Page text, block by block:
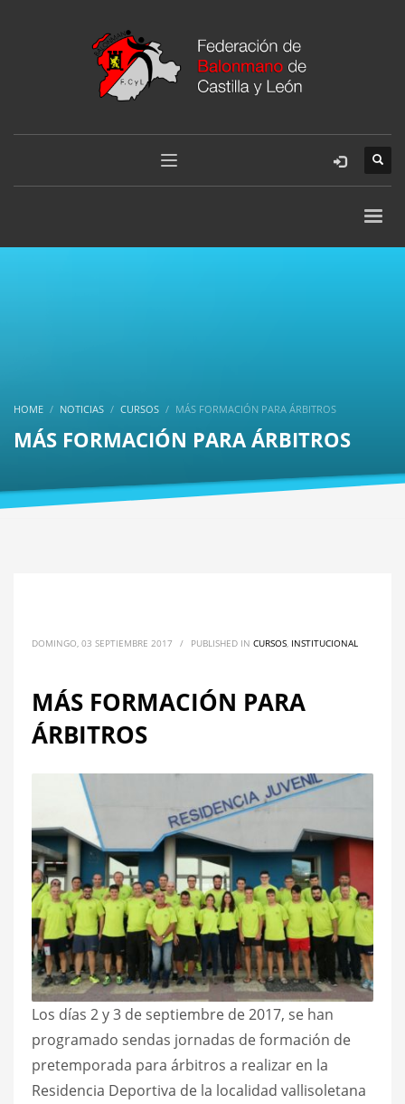
HOME NOTICIAS CURSOS MÁS FORMACIÓN PARA ÁRBITROS
MÁS FORMACIÓN PARA ÁRBITROS
DOMINGO, 03 SEPTIEMBRE 2017 / PUBLISHED IN CURSOS INSTITUCIONAL
MÁS FORMACIÓN PARA
ÁRBITROS
Los días 2 y 3 de septiembre de 2017, se han
programado sendas jornadas de formación de
pretemporada para árbitros a realizar en la
Residencia Deportiva de la localidad vallisoletana